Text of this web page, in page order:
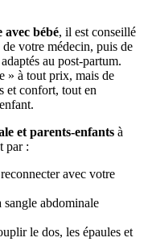
avec bébé, il est conseillé
de votre médecin, puis de
au post-partum.
» à tout prix, mais de
et confort, tout en
et parents-enfants à
par :
avec votre
sangle abdominale
le dos, les épaules et